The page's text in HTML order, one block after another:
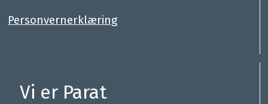
Personvernerklæring
Vi er Parat